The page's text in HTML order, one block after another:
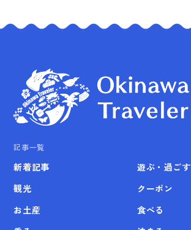
記事一覧
新着記事
観光
お土産
遊ぶ・過ごす
クーポン
食べる